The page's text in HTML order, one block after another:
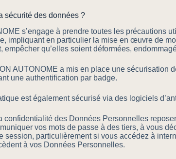
sécurité des données ?
s’engage à prendre toutes les précautions
impliquant en particulier la mise en œuvre de
empêcher qu’elles soient déformées,
AUTONOME a mis en place une sécurisation
une authentification par badge.
est également sécurisé via des logiciels
confidentialité des Données Personnelles
vos mots de passe à des tiers, à vous
session, particulièrement si vous accédez à
à vos Données Personnelles.